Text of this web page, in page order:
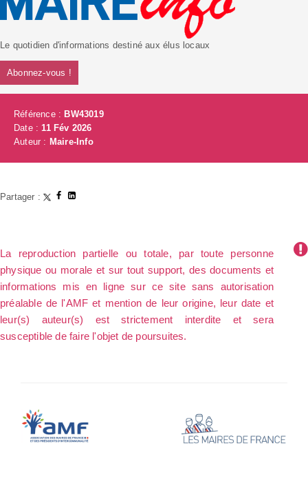
Le quotidien d'informations destiné aux élus locaux
Abonnez-vous !
Référence : BW43019
Date :11 Fév 2026
Auteur : Maire-Info
Partager :
La reproduction partielle ou totale, par toute personne
physique ou morale et sur tout support, des documents et
informations mis en ligne sur ce site sans autorisation
préalable de l'AMF et mention de leur origine, leur date et
leur(s) auteur(s) est strictement interdite et sera
susceptible de faire l'objet de poursuites.